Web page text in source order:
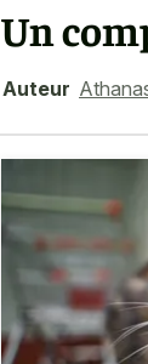
Un
Auteur